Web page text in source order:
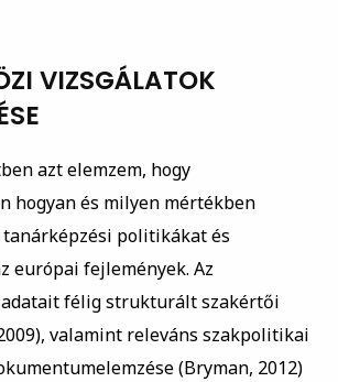
VIZSGÁLATOK
azt elemzem, hogy
hogyan és milyen mértékben
politikákat és
európai fejlemények. Az
félig strukturált szakértői
valamint releváns szakpolitikai
(Bryman, 2012)